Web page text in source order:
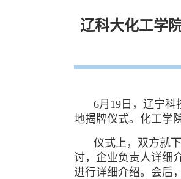
辽科大化工学
6月19日，辽宁
地揭牌仪式。化工学
仪式上，双方就
讨，企业负责人详细
进行详细介绍。会后